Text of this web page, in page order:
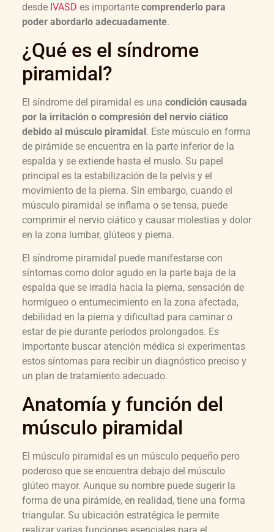
desde IVASD es importante comprenderlo para
poder abordarlo adecuadamente.
¿Qué es el síndrome
piramidal?
El síndrome del piramidal es una condición causada
por la irritación o compresión del nervio ciático
debido al músculo piramidal. Este músculo en forma
de pirámide se encuentra en la parte inferior de la
espalda y se extiende hasta el muslo. Su papel
principal es la estabilización de la pelvis y el
movimiento de la pierna. Sin embargo, cuando el
músculo piramidal se inflama o se tensa, puede
comprimir el nervio ciático y causar molestias y dolor
en la zona lumbar, glúteos y pierna.
El síndrome piramidal puede manifestarse con
síntomas como dolor agudo en la parte baja de la
espalda que se irradia hacia la pierna, sensación de
hormigueo o entumecimiento en la zona afectada,
debilidad en la pierna y dificultad para caminar o
estar de pie durante períodos prolongados. Es
importante buscar atención médica si experimentas
estos síntomas para recibir un diagnóstico preciso y
un plan de tratamiento adecuado.
Anatomía y función del
músculo piramidal
El músculo piramidal es un músculo pequeño pero
poderoso que se encuentra debajo del músculo
glúteo mayor. Aunque su nombre puede sugerir la
forma de una pirámide, en realidad, tiene una forma
triangular. Su ubicación estratégica le permite
realizar varias funciones esenciales para el